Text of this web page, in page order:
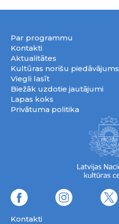
Par programmu
Kontakti
Aktualitātes
Kultūras norišu piedāvājums
Viegli lasīt
Biežāk uzdotie jautājumi
Lapas koks
Privātuma politika
Kontakti